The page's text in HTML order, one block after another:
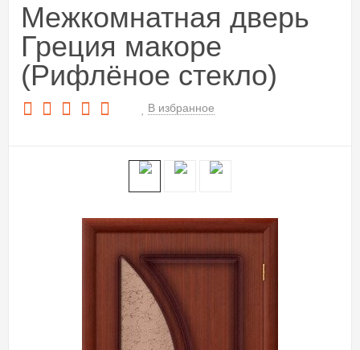
Межкомнатная дверь
Греция макоре
(Рифлёное стекло)
В избранное